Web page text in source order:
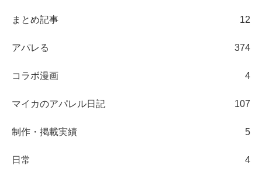
まとめ記事 12
アパレる 374
コラボ漫画 4
マイカのアパレル日記 107
制作・掲載実績 5
日常 4